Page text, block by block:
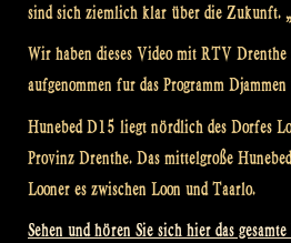
sind sich ziemlich klar über die Zukunft.
Wir haben dieses Video mit RTV Drenthe
aufgenommen fur das Programm
Hunebed D15 liegt nördlich des Dorfes
Provinz Drenthe. Das mittelgroße
Looner es zwischen Loon und Taarlo.
Sehen und hören Sie sich hier das